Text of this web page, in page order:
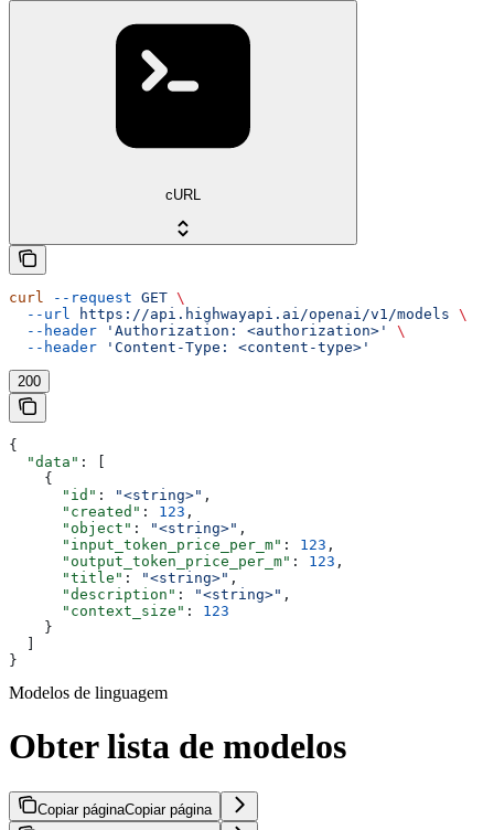
cURL
curl --request GET \
  --url
https://api.highwayapi.ai/openai/v1/models \
  --header
'Authorization: <authorization>'
\
  --header
'Content-Type: <content-type>'
200
{
  "data"
: [
    {
      "id"
: "<string>" ,
      "created"
: 123 ,
      "object"
: "<string>" ,
      "input_token_price_per_m"
: 123 ,
      "output_token_price_per_m"
: 123 ,
      "title"
: "<string>" ,
      "description"
: "<string>" ,
      "context_size"
: 123
    }
  ]
}
Modelos de linguagem
Obter lista de modelos
Copiar páginaCopiar página